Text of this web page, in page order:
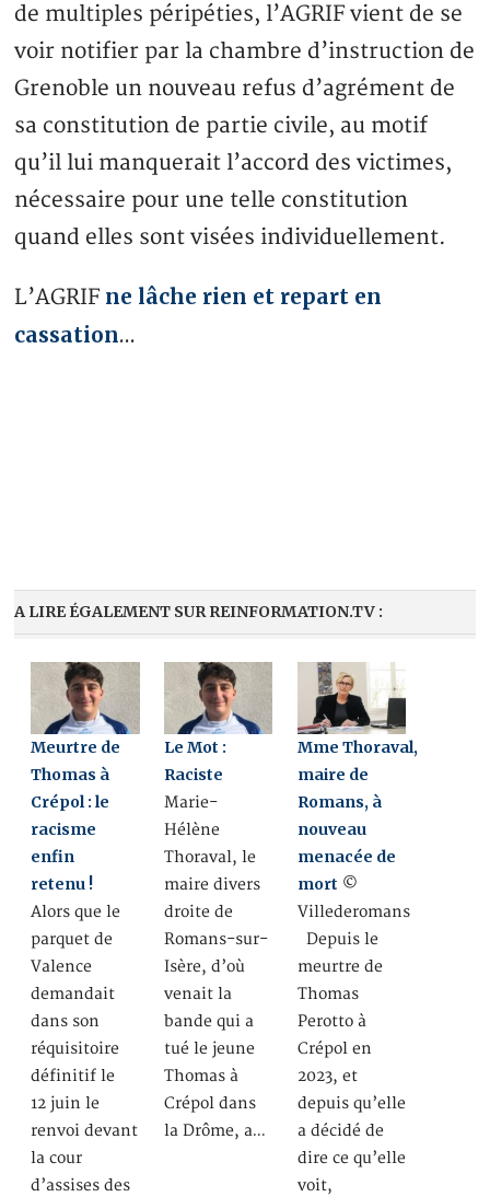
de multiples péripéties, l’AGRIF vient de se
voir notifier par la chambre d’instruction de
Grenoble un nouveau refus d’agrément de
sa constitution de partie civile, au motif
qu’il lui manquerait l’accord des victimes,
nécessaire pour une telle constitution
quand elles sont visées individuellement.
L’AGRIF ne lâche rien et repart en
cassation…
A LIRE ÉGALEMENT SUR REINFORMATION.TV :
Meurtre de
Thomas à
Crépol : le
racisme
enfin
retenu !
Alors que le
parquet de
Valence
demandait
dans son
réquisitoire
définitif le
12 juin le
renvoi devant
la cour
d’assises des
Le Mot :
Raciste
Marie-
Hélène
Thoraval, le
maire divers
droite de
Romans-sur-
Isère, d’où
venait la
bande qui a
tué le jeune
Thomas à
Crépol dans
la Drôme, a…
Mme Thoraval,
maire de
Romans, à
nouveau
menacée de
mort ©
Villederomans
Depuis le
meurtre de
Thomas
Perotto à
Crépol en
2023, et
depuis qu’elle
a décidé de
dire ce qu’elle
voit,